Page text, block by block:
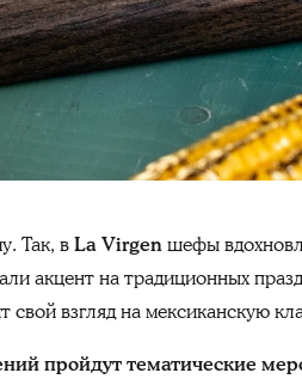
Так, вLa Virgenшефы
акцент на традиционных
свой взгляд на мексиканскую
пройдут тематические